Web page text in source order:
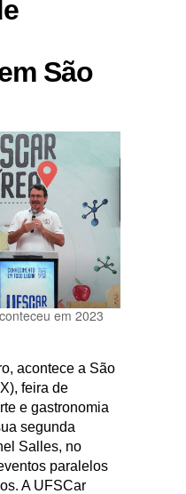
São
em 2023
acontece a São
feira de
e gastronomia
segunda
Salles, no
paralelos
A UFSCar